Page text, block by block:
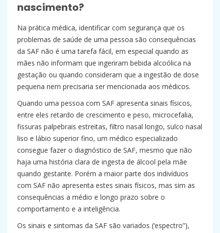
nascimento?
Na prática médica, identificar com segurança que os
problemas de saúde de uma pessoa são consequências
da SAF não é uma tarefa fácil, em especial quando as
mães não informam que ingeriram bebida alcoólica na
gestação ou quando consideram que a ingestão de dose
pequena nem precisaria ser mencionada aos médicos.
Quando uma pessoa com SAF apresenta sinais físicos,
entre eles retardo de crescimento e peso, microcefalia,
fissuras palpebrais estreitas, filtro nasal longo, sulco nasal
liso e lábio superior fino, um médico especializado
consegue fazer o diagnóstico de SAF, mesmo que não
haja uma história clara de ingesta de álcool pela mãe
quando gestante. Porém a maior parte dos indivíduos
com SAF não apresenta estes sinais físicos, mas sim as
consequências a médio e longo prazo sobre o
comportamento e a inteligência.
Os sinais e sintomas da SAF são variados (‘espectro”),